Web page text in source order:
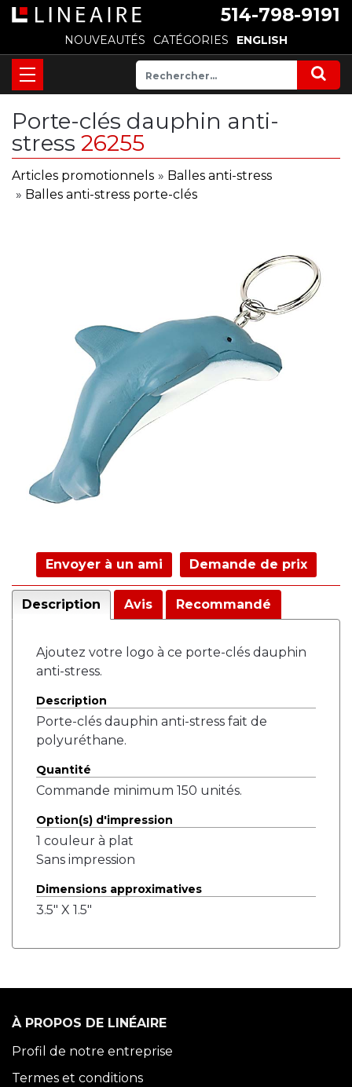
514-798-9191
NOUVEAUTÉS CATÉGORIES ENGLISH
Porte-clés dauphin anti-
stress 26255
Articles promotionnels » Balles anti-stress
» Balles anti-stress porte-clés
Envoyer à un ami Demande de prix
Description Avis Recommandé
Ajoutez votre logo à ce porte-clés dauphin
anti-stress.
Description
Porte-clés dauphin anti-stress fait de
polyuréthane.
Quantité
Commande minimum 150 unités.
Option(s) d'impression
1 couleur à plat
Sans impression
Dimensions approximatives
3.5" X 1.5"
À PROPOS DE LINÉAIRE
Profil de notre entreprise
Termes et conditions